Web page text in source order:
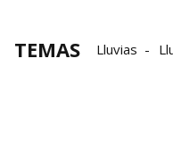
TEMAS Lluvias